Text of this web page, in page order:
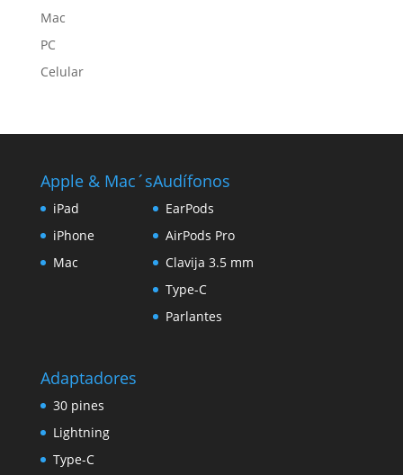
Mac
PC
Celular
Apple & Mac´s
iPad
iPhone
Mac
Audífonos
EarPods
AirPods Pro
Clavija 3.5 mm
Type-C
Parlantes
Adaptadores
30 pines
Lightning
Type-C